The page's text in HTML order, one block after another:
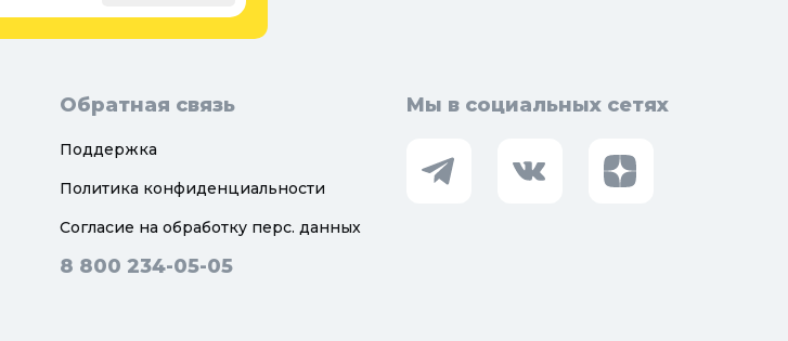
Обратная связь
Поддержка
Политика конфиденциальности
Согласие на обработку перс. данных
8 800 234-05-05
Мы в социальных сетях